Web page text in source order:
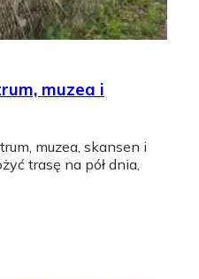
muzea i
muzea, skansen i
trasę na pół dnia,